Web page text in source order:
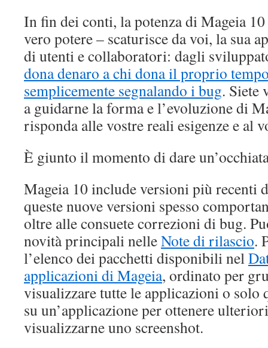
In fin dei conti, la potenza di Mageia
vero potere – scaturisce da voi, la sua
di utenti e collaboratori: dagli
dona denaro a chi dona il proprio
semplicemente segnalando i bug. Siete
a guidarne la forma e l’evoluzione di
risponda alle vostre reali esigenze e al
È giunto il momento di dare
Mageia 10 include versioni più recenti
queste nuove versioni spesso
oltre alle consuete correzioni di bug.
novità principali nelleNote di rilascio.
l’elenco dei pacchetti disponibili nel
applicazioni di Mageia, ordinato per
visualizzare tutte le applicazioni o solo
su un’applicazione per ottenere
visualizzarne uno screenshot.